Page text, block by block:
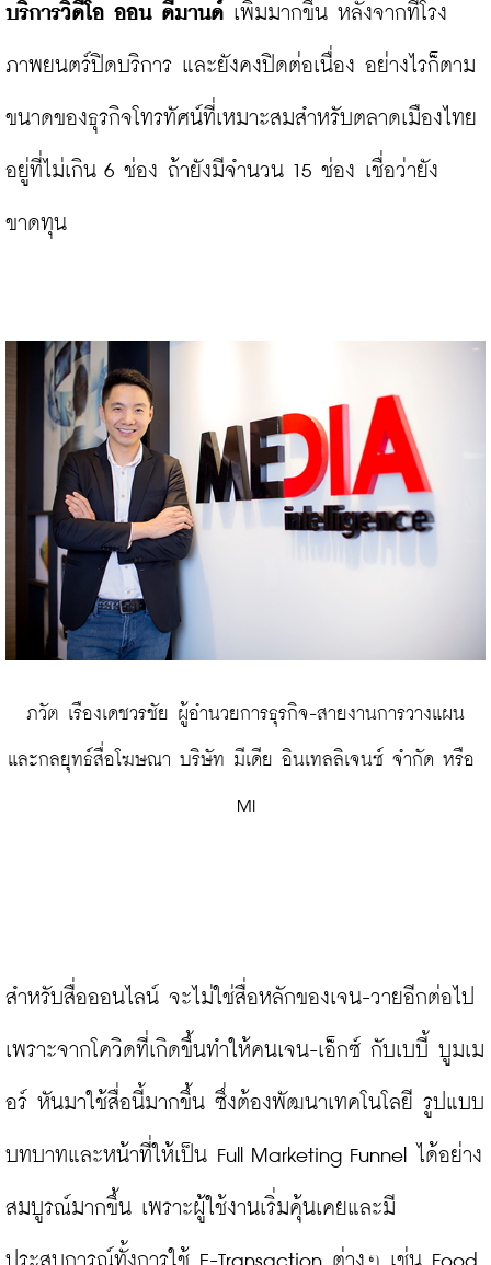
บริการวิดีโอ ออน ดีมานด์ เพิ่มมากขึ้น หลังจากที่โรง
ภาพยนตร์ปิดบริการ และยังคงปิดต่อเนื่อง อย่างไรก็ตาม
ขนาดของธุรกิจโทรทัศน์ที่เหมาะสมสำหรับตลาดเมืองไทย
อยู่ที่ไม่เกิน 6 ช่อง ถ้ายังมีจำนวน 15 ช่อง เชื่อว่ายัง
ขาดทุน
และกลยุทธ์สื่อโฆษณา บริษัท มีเดีย อินเทลลิเจนซ์ จํากัด หรือ
MI
สำหรับสื่อออนไลน์ จะไม่ใช่สื่อหลักของเจน-วายอีกต่อไป
เพราะจากโควิดที่เกิดขึ้นทำให้คนเจน-เอ็กซ์ กับเบบี้ บูมเม
อร์ หันมาใช้สื่อนี้มากขึ้น ซึ่งต้องพัฒนาเทคโนโลยี รูปแบบ
บทบาทและหน้าที่ให้เป็น Full Marketing Funnel ได้อย่าง
สมบูรณ์มากขึ้น เพราะผู้ใช้งานเริ่มคุ้นเคยและมี
ประสบการณ์ทั้งการใช้ E-Transaction ต่างๆ เช่น Food